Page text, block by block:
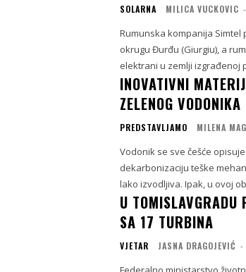
SOLARNA MILICA VUCKOVIC -
Rumunska kompanija
okrugu Đurđu (Giurgiu), a
elektrani u zemlji izgrađenoj
INOVATIVNI
ZELENOG
PREDSTAVLJAMO MILENA
Vodonik se sve češće
dekarbonizaciju teške
lako izvodljiva. Ipak, u ovoj
U TOMISLAVGRADU
SA 17 TURBINA
VJETAR JASNA DRAGOJEVIĆ -